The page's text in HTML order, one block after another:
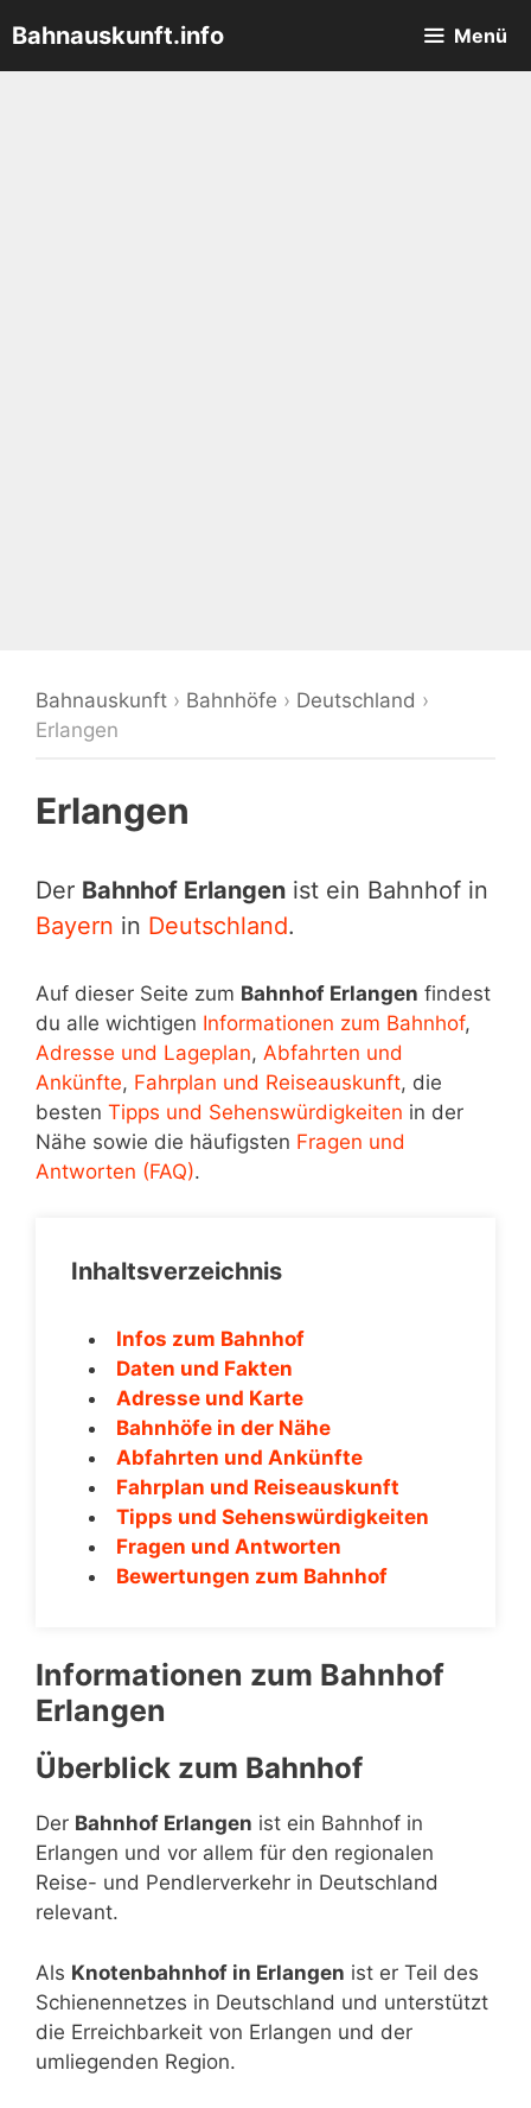
Inhalt
springen
Bahnauskunft.info Menü
Bahnauskunft › Bahnhöfe › Deutschland ›
Erlangen
Erlangen
Der Bahnhof Erlangen ist ein Bahnhof in
Bayern in Deutschland.
Auf dieser Seite zum Bahnhof Erlangen findest
du alle wichtigen Informationen zum Bahnhof,
Adresse und Lageplan, Abfahrten und
Ankünfte, Fahrplan und Reiseauskunft, die
besten Tipps und Sehenswürdigkeiten in der
Nähe sowie die häufigsten Fragen und
Antworten (FAQ).
Inhaltsverzeichnis
Infos zum Bahnhof
Daten und Fakten
Adresse und Karte
Bahnhöfe in der Nähe
Abfahrten und Ankünfte
Fahrplan und Reiseauskunft
Tipps und Sehenswürdigkeiten
Fragen und Antworten
Bewertungen zum Bahnhof
Informationen zum Bahnhof
Erlangen
Überblick zum Bahnhof
Der Bahnhof Erlangen ist ein Bahnhof in
Erlangen und vor allem für den regionalen
Reise- und Pendlerverkehr in Deutschland
relevant.
Als Knotenbahnhof in Erlangen ist er Teil des
Schienennetzes in Deutschland und unterstützt
die Erreichbarkeit von Erlangen und der
umliegenden Region.